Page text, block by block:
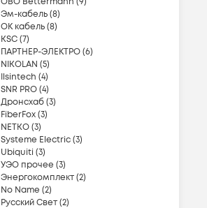
Эм-кабель(8)
ОК кабель(8)
KSC(7)
ПАРТНЕР-ЭЛЕКТРО(6)
NIKOLAN (5)
Ilsintech (4)
SNR PRO(4)
Дронсхаб(3)
FiberFox(3)
NETKO(3)
Systeme Electric(3)
Ubiquiti (3)
УЭО прочее (3)
Энергокомплект(2)
No Name (2)
Русский Свет(2)